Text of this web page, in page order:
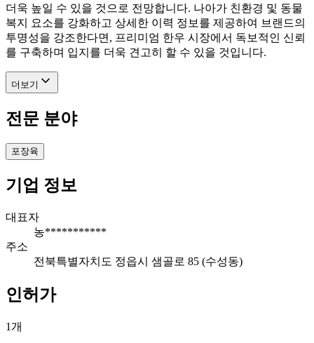
더욱 높일 수 있을 것으로 전망합니다. 나아가 친환경 및 동물
복지 요소를 강화하고 상세한 이력 정보를 제공하여 브랜드의
투명성을 강조한다면, 프리미엄 한우 시장에서 독보적인 신뢰
를 구축하며 입지를 더욱 견고히 할 수 있을 것입니다.
더보기
전문 분야
포장육
기업 정보
대표자
농***********
주소
전북특별자치도 정읍시 샘골로 85 (수성동)
인허가
1개